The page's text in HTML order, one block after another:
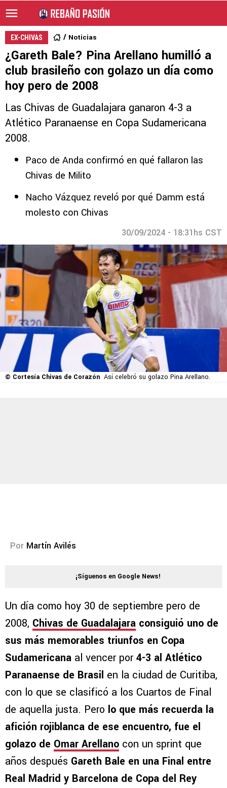
EX-CHIVAS Noticias
¿Gareth Bale? Pina Arellano humilló a
club brasileño con golazo un día como
hoy pero de 2008
Las Chivas de Guadalajara ganaron 4-3 a
Atlético Paranaense en Copa Sudamericana
2008.
Paco de Anda confirmó en qué fallaron las
Chivas de Milito
Nacho Vázquez reveló por qué Damm está
molesto con Chivas
30/09/2024 - 18:31hs CST
© Cortesía Chivas de Corazón Así celebró su golazo Pina Arellano.
Por Martín Avilés
¡Síguenos en Google News!
Un día como hoy 30 de septiembre pero de
2008, Chivas de Guadalajara consiguió uno de
sus más memorables triunfos en Copa
Sudamericana al vencer por4-3 al Atlético
Paranaense de Brasil en la ciudad de Curitiba,
con lo que se clasificó a los Cuartos de Final
de aquella justa. Pero lo que más recuerda la
afición rojiblanca de ese encuentro, fue el
golazo de Omar Arellano con un sprint que
años después Gareth Bale en una Final entre
Real Madrid y Barcelona de Copa del Rey